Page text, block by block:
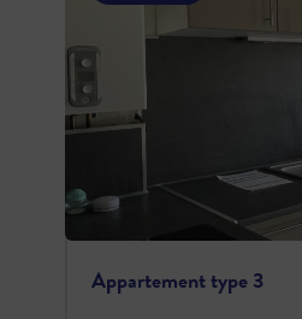
Appartement type 3